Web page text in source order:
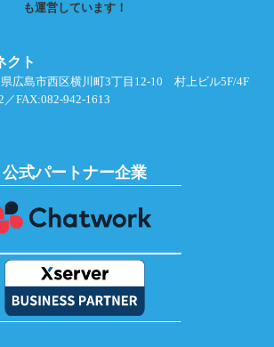
も運営しています！
クト
広島市西区横川町3丁目12-10 村上ビル5F/4F
FAX:082-942-1613
公式パートナー企業